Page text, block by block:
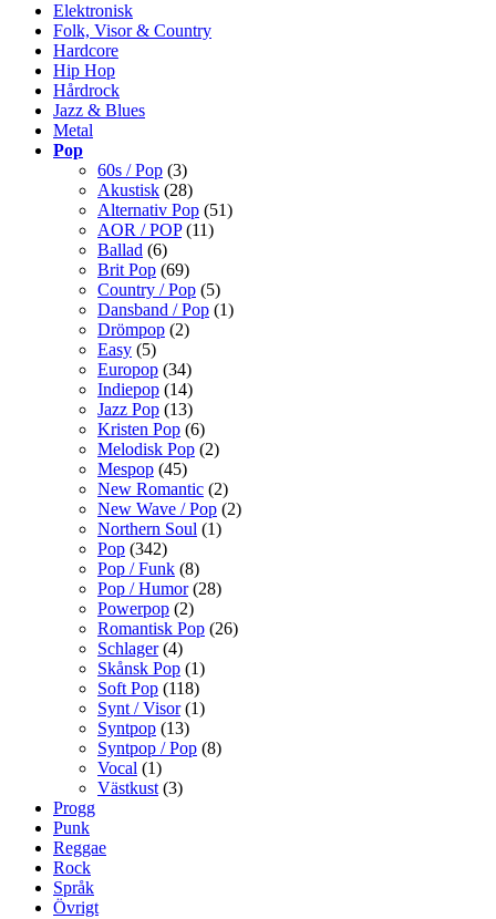
Elektronisk
Folk, Visor & Country
Hardcore
Hip Hop
Hårdrock
Jazz & Blues
Metal
Pop
60s / Pop (3)
Akustisk (28)
Alternativ Pop (51)
AOR / POP(11)
Ballad (6)
Brit Pop (69)
Country / Pop (5)
Dansband / Pop (1)
Drömpop (2)
Easy (5)
Europop (34)
Indiepop (14)
Jazz Pop (13)
Kristen Pop (6)
Melodisk Pop (2)
Mespop (45)
New Romantic (2)
New Wave / Pop (2)
Northern Soul (1)
Pop (342)
Pop / Funk (8)
Pop / Humor(28)
Powerpop (2)
Romantisk Pop (26)
Schlager(4)
Skånsk Pop (1)
Soft Pop (118)
Synt / Visor(1)
Syntpop (13)
Syntpop / Pop (8)
Vocal (1)
Västkust (3)
Progg
Punk
Reggae
Rock
Språk
Övrigt